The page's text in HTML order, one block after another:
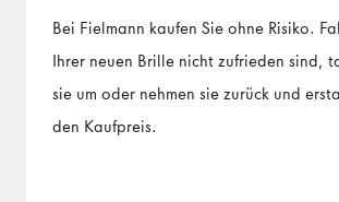
Bei Fielmann kaufen Sie ohne Risiko.
Ihrer neuen Brille nicht zufrieden sind,
sie um oder nehmen sie zurück und
den Kaufpreis.